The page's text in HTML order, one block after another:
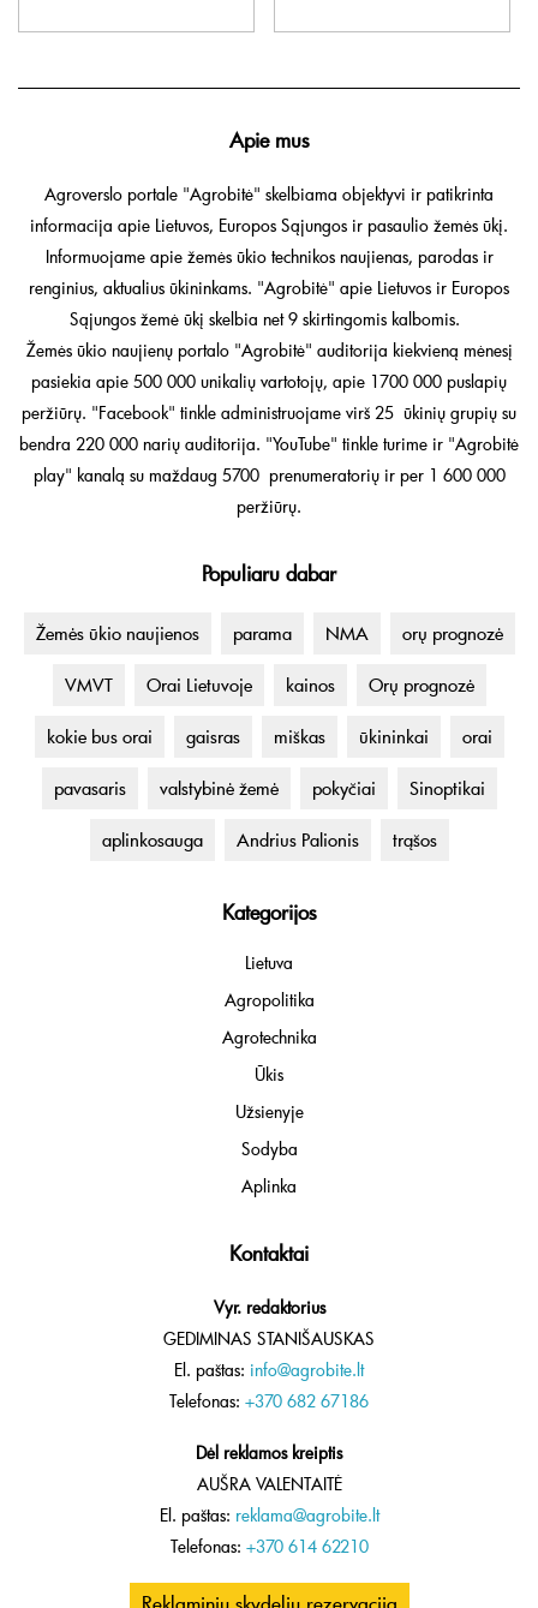
Apie mus
Agroverslo portale "Agrobitė" skelbiama objektyvi ir patikrinta
informacija apie Lietuvos, Europos Sąjungos ir pasaulio žemės ūkį.
Informuojame apie žemės ūkio technikos naujienas, parodas ir
renginius, aktualius ūkininkams. "Agrobitė" apie Lietuvos ir Europos
Sąjungos žemė ūkį skelbia net 9 skirtingomis kalbomis.
Žemės ūkio naujienų portalo "Agrobitė" auditorija kiekvieną mėnesį
pasiekia apie 500 000 unikalių vartotojų, apie 1700 000 puslapių
peržiūrų. "Facebook" tinkle administruojame virš 25 ūkinių grupių su
bendra 220 000 narių auditorija. "YouTube" tinkle turime ir "Agrobitė
play" kanalą su maždaug 5700 prenumeratorių ir per 1 600 000
peržiūrų.
Populiaru dabar
Žemės ūkio naujienos parama NMA orų prognozė
VMVT Orai Lietuvoje kainos Orų prognozė
kokie bus orai gaisras miškas ūkininkai orai
pavasaris valstybinė žemė pokyčiai Sinoptikai
aplinkosauga Andrius Palionis trąšos
Kategorijos
Lietuva
Agropolitika
Agrotechnika
Ūkis
Užsienyje
Sodyba
Aplinka
Kontaktai
Vyr. redaktorius
GEDIMINAS STANIŠAUSKAS
El. paštas: info@agrobite.lt
Telefonas: +370 682 67186
Dėl reklamos kreiptis
AUŠRA VALENTAITĖ
El. paštas: reklama@agrobite.lt
Telefonas: +370 614 62210
Reklaminių skydelių rezervacija